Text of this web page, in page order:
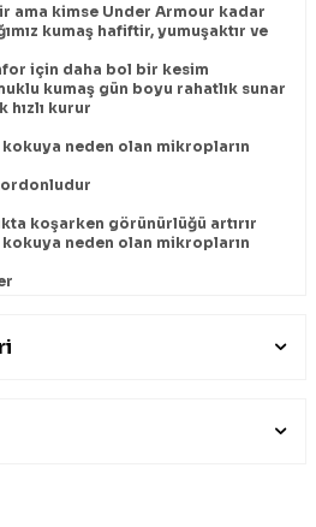
ama kimse Under Armour kadar
kumaş hafiftir, yumuşaktır ve
için daha bol bir kesim
kumaş gün boyu rahatlık sunar
hızlı kurur
neden olan mikropların
koşarken görünürlüğü artırır
neden olan mikropların